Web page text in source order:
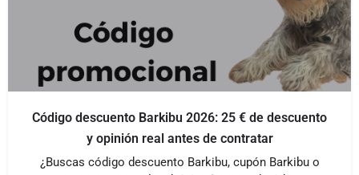
Código descuento Barkibu 2026: 25 € de descuento
y opinión real antes de contratar
¿Buscas código descuento Barkibu, cupón Barkibu o